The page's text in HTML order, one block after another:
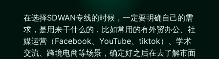
在选择SDWAN专线的时候，一定要明确自己的需
求，是用来干什么的，比如常用的有外贸办公、社
媒运营（Facebook、YouTube、tiktok）、学术
交流、跨境电商等场景，确定好之后在去了解市面